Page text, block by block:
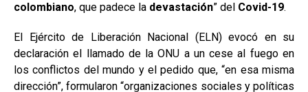
colombiano, que padece la devastación” del Covid-19.
El Ejército de Liberación Nacional (ELN) evocó en su
declaración el llamado de la ONU a un cese al fuego en
los conflictos del mundo y el pedido que, “en esa misma
dirección”, formularon “organizaciones sociales y políticas